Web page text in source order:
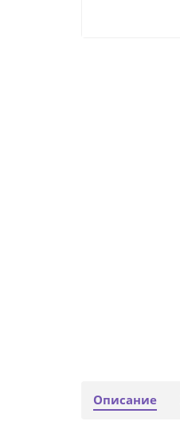
Описание